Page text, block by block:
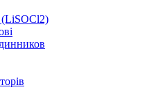
(LiSOCl2)